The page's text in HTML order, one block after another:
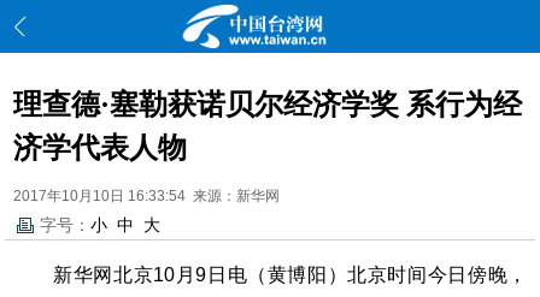
理查德·塞勒获诺贝尔经济学奖 系行为经
济学代表人物
2017年10月10日 16:33:54 来源：新华网
字号： 小 中 大
新华网北京10月9日电（黄博阳）北京时间今日傍晚，